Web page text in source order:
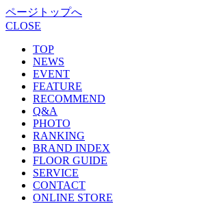
ページトップへ
CLOSE
TOP
NEWS
EVENT
FEATURE
RECOMMEND
Q&A
PHOTO
RANKING
BRAND INDEX
FLOOR GUIDE
SERVICE
CONTACT
ONLINE STORE